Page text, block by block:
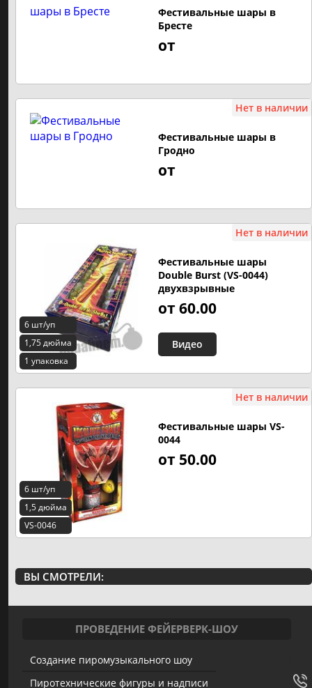
49 залпов
ЗАКАЗАТЬ САЛЮТ НА ПРАЗДНИК
На свадьбу
На выпускной
Фестивальные шары в
Бресте
от
Фестивальные шары в
Гродно
от
Нет в наличии
6 шт/уп
1,75 дюйма
1 упаковка
Фестивальные шары
Double Burst (VS-0044)
двухвзрывные
от 60.00
Нет в наличии
Видео
6 шт/уп
1,5 дюйма
VS-0046
Фестивальные шары VS-
0044
от 50.00
Нет в наличии
ВЫ СМОТРЕЛИ:
ПРОВЕДЕНИЕ ФЕЙЕРВЕРК-ШОУ
Создание пиромузыкального шоу
Пиротехнические фигуры и надписи